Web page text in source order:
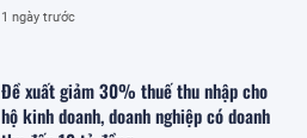
1 ngày trước
Đề xuất giảm 30% thuế thu nhập cho
hộ kinh doanh, doanh nghiệp có doanh